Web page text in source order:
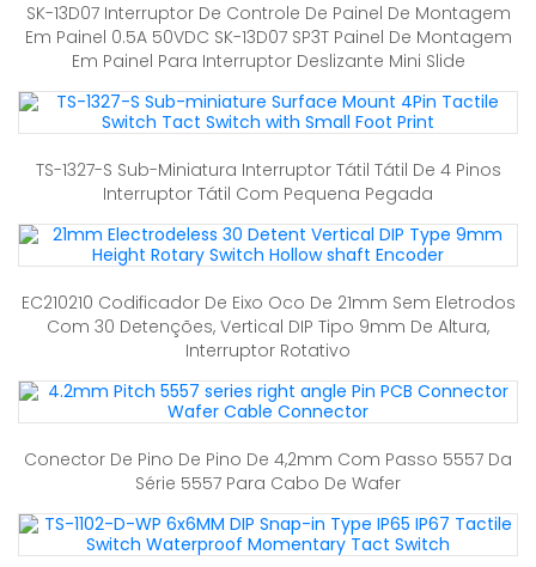
SK-13D07 Interruptor De Controle De Painel De Montagem
Em Painel 0.5A 50VDC SK-13D07 SP3T Painel De Montagem
Em Painel Para Interruptor Deslizante Mini Slide
TS-1327-S Sub-Miniatura Interruptor Tátil Tátil De 4 Pinos
Interruptor Tátil Com Pequena Pegada
EC210210 Codificador De Eixo Oco De 21mm Sem Eletrodos
Com 30 Detenções, Vertical DIP Tipo 9mm De Altura,
Interruptor Rotativo
Conector De Pino De Pino De 4,2mm Com Passo 5557 Da
Série 5557 Para Cabo De Wafer